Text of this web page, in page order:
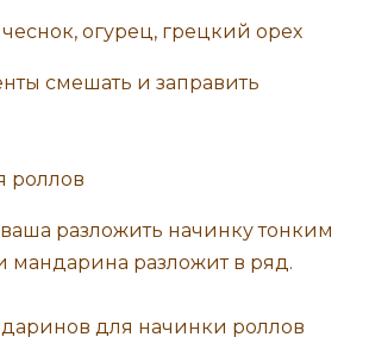
смешать и заправить
разложить начинку тонким
мандарина разложит в ряд.